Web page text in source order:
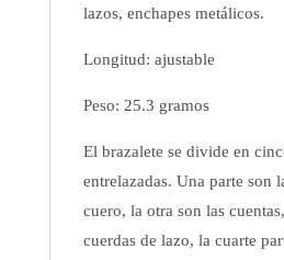
lazos, enchapes metálicos.
Longitud: ajustable
Peso: 25.3 gramos
El brazalete se divide en
entrelazadas. Una parte son
cuero, la otra son las
cuerdas de lazo, la cuarte